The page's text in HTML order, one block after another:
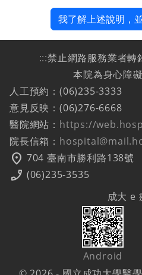
我了解上述說明，
:::禁止網路服務業者轉
本院為身心障
人工預約：(06)235-3333
意見反映：(06)276-6668
醫院網站： https://
院長信箱：
location_on 704 臺南市勝利路138號
phone_enabled (06)235-3535
成大 e
Android